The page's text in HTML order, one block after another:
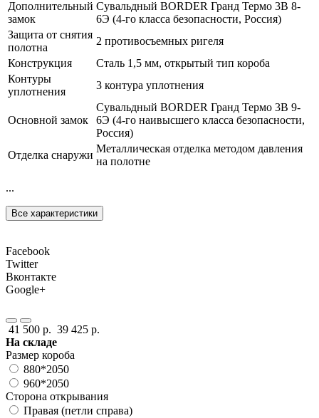
Дополнительный
замок
Сувальдный BORDER Гранд Термо 3В 8-
6Э (4-го класса безопасности, Россия)
Защита от снятия
полотна
2 противосъемных ригеля
Конструкция
Сталь 1,5 мм, открытый тип короба
Контуры
уплотнения
3 контура уплотнения
Основной замок
Сувальдный BORDER Гранд Термо 3В 9-
6Э (4-го наивысшего класса безопасности,
Россия)
Отделка снаружи
Металлическая отделка методом давления
на полотне
...
Все характеристики
Facebook
Twitter
Вконтакте
Google+
41 500 р. 39 425 р.
На складе
Размер короба
880*2050
960*2050
Сторона открывания
Правая (петли справа)